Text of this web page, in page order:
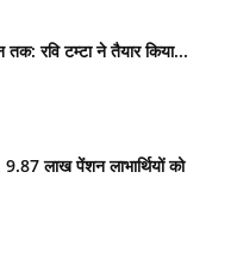
रवि टम्टा ने तैयार किया...
लाख पेंशन लाभार्थियों को